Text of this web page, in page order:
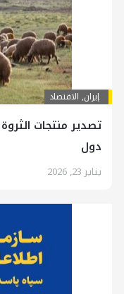
إيران, الاقتصاد
دول
يناير 23, 2026